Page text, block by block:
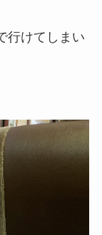
行けてしまい